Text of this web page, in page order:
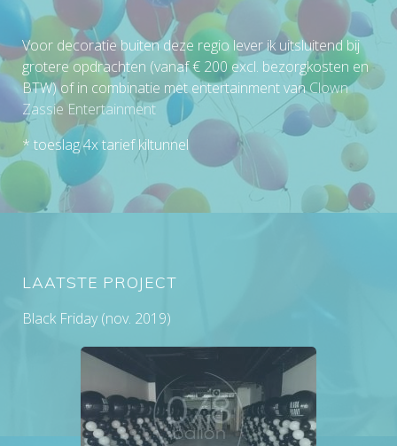
Voor decoratie buiten deze regio lever ik uitsluitend bij
grotere opdrachten (vanaf € 200 excl. bezorgkosten en
BTW) of in combinatie met entertainment vanClown
Zassie Entertainment
* toeslag 4x tarief kiltunnel
LAATSTE PROJECT
Black Friday (nov. 2019)